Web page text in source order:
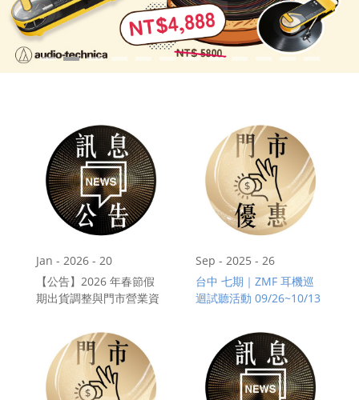
其他類型
門市資訊
Jan - 2026 - 20
【公告】2026 年春節假
期出貨調整與門市營業資
Sep - 2025 - 26
台中 七期｜ZMF 耳機巡
迴試聽活動 09/26~10/13